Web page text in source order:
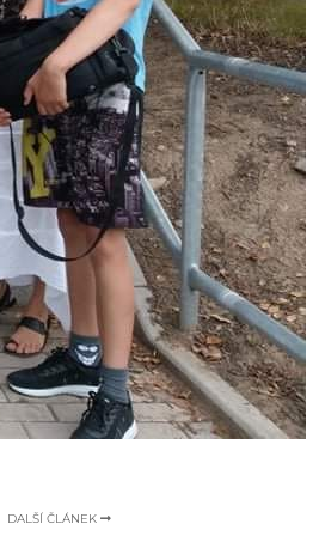
DALŠÍ ČLÁNEK